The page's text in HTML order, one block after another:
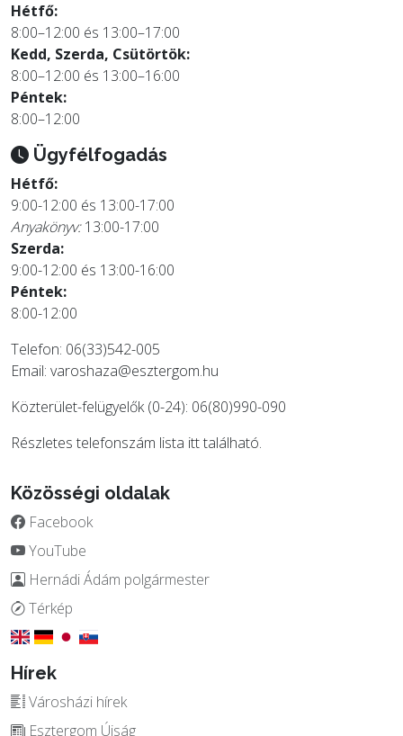
Hétfő:
8:00–12:00 és 13:00–17:00
Kedd, Szerda, Csütörtök:
8:00–12:00 és 13:00–16:00
Péntek:
8:00–12:00
Ügyfélfogadás
Hétfő:
9:00-12:00 és 13:00-17:00
Anyakönyv:13:00-17:00
Szerda:
9:00-12:00 és 13:00-16:00
Péntek:
8:00-12:00
Telefon: 06(33)542-005
Email: varoshaza@esztergom.hu
Közterület-felügyelők (0-24): 06(80)990-090
Részletes telefonszám lista itttalálható.
Közösségi oldalak
Facebook
YouTube
Hernádi Ádám polgármester
Térkép
Hírek
Városházi hírek
Esztergom Újság